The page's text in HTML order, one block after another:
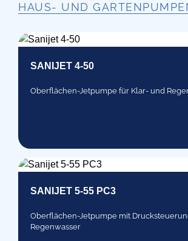
HAUS- UND
SANIJET 4-50
Oberflächen-Jetpumpe für Klar- und
SANIJET 5-55 PC3
Oberflächen-Jetpumpe mit
Regenwasser